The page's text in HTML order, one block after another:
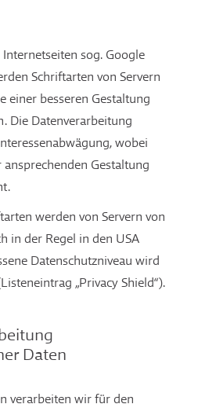
sog. Google
Schriftarten von Servern
einer besseren Gestaltung
Die Datenverarbeitung
wobei
Gestaltung
werden von Servern von
in der Regel in den USA
Datenschutzniveau wird
„Privacy Shield“).
Daten
verarbeiten wir für den